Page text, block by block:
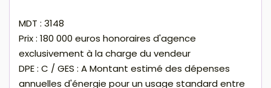
MDT : 3148
Prix : 180 000 euros honoraires d'agence
exclusivement à la charge du vendeur
DPE : C / GES : A Montant estimé des dépenses
annuelles d'énergie pour un usage standard entre